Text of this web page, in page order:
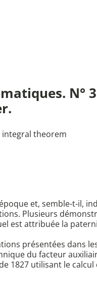
N°
theorem
et, semble-t-il,
Plusieurs
est attribuée la
présentées dans
du facteur
1827 utilisant le calcul